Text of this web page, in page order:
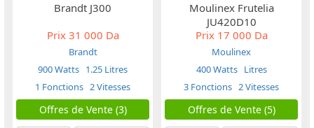
Brandt J300
Prix31 000 Da
Brandt
900 Watts 1.25 Litres
1 Fonctions 2 Vitesses
Offres de Vente (3)
Moulinex Frutelia
JU420D10
Prix17 000 Da
Moulinex
400 Watts Litres
3 Fonctions 2 Vitesses
Offres de Vente (5)